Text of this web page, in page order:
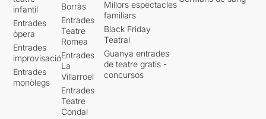
infantil
Entrades
òpera
Entrades
improvisació
Entrades
monòlegs
Borràs
Entrades
Teatre
Romea
Entrades
La
Villarroel
Entrades
Teatre
Condal
Millors espectacles
familiars
Black Friday
Teatral
Guanya entrades
de teatre gratis -
concursos